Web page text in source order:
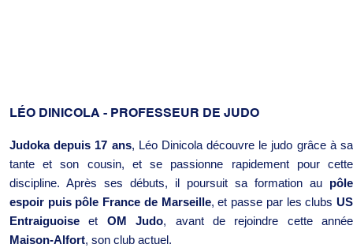
LÉO DINICOLA - PROFESSEUR DE JUDO
Judoka depuis 17 ans, Léo Dinicola découvre le judo grâce à sa
tante et son cousin, et se passionne rapidement pour cette
discipline. Après ses débuts, il poursuit sa formation au pôle
espoir puis pôle France de Marseille, et passe par les clubsUS
Entraiguoise et OM Judo, avant de rejoindre cette année
Maison-Alfort, son club actuel.